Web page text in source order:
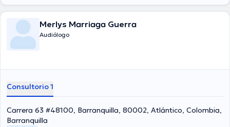
Merlys Marriaga Guerra
Audiólogo
Consultorio 1
Carrera 63 #48100, Barranquilla, 80002, Atlántico, Colombia,
Barranquilla